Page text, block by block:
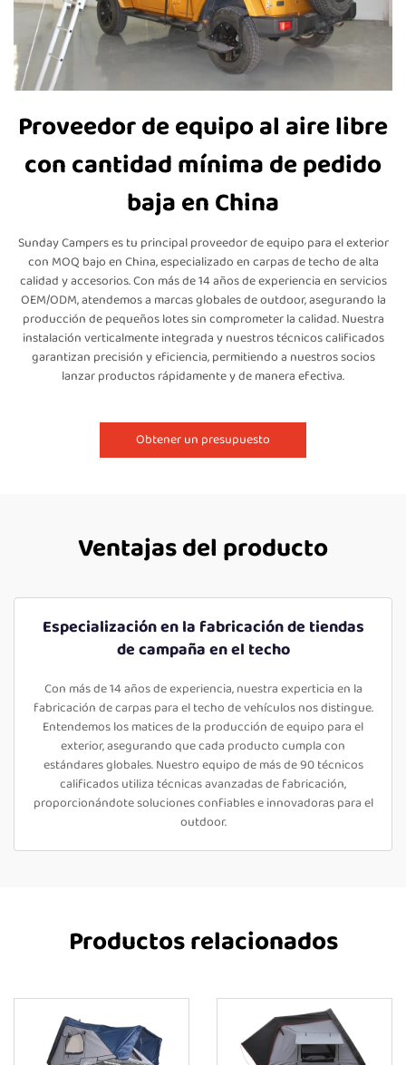
Proveedor de equipo al aire libre
con cantidad mínima de pedido
baja en China
Sunday Campers es tu principal proveedor de equipo para el exterior
con MOQ bajo en China, especializado en carpas de techo de alta
calidad y accesorios. Con más de 14 años de experiencia en servicios
OEM/ODM, atendemos a marcas globales de outdoor, asegurando la
producción de pequeños lotes sin comprometer la calidad. Nuestra
instalación verticalmente integrada y nuestros técnicos calificados
garantizan precisión y eficiencia, permitiendo a nuestros socios
lanzar productos rápidamente y de manera efectiva.
Obtener un presupuesto
Ventajas del producto
Especialización en la fabricación de tiendas
de campaña en el techo
Con más de 14 años de experiencia, nuestra experticia en la
fabricación de carpas para el techo de vehículos nos distingue.
Entendemos los matices de la producción de equipo para el
exterior, asegurando que cada producto cumpla con
estándares globales. Nuestro equipo de más de 90 técnicos
calificados utiliza técnicas avanzadas de fabricación,
proporcionándote soluciones confiables e innovadoras para el
outdoor.
Productos relacionados